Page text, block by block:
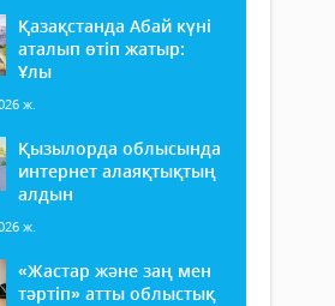
Қазақстанда Абай күні
аталып өтіп жатыр:
Ұлы
ж.
Қызылорда облысында
интернет алаяқтықтың
алдын
ж.
«Жастар және заң мен
тәртіп» атты облыстық